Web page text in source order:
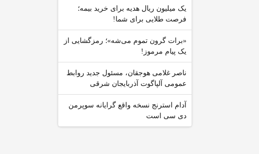
یک میلیون ریال هدیه برای خرید بیمه؛
فرصت طلایی برای شما!
«برات گرون تموم می‌شه»؛ رمزگشایی از
یک پیام مرموز!
ناصر غلامی هوجقان، مسئول جدید روابط
عمومی آلپاگوت آذربایجان شرقی
آدام استرنج نسخه واقع گرایانه سوپرمن
دی سی است